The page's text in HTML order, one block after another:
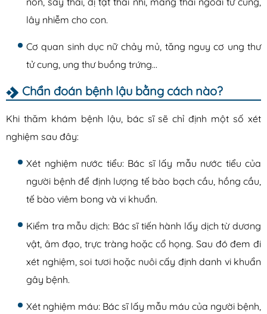
lây nhiễm cho con.
Cơ quan sinh dục nữ chảy mủ, tăng nguy cơ ung thư
tử cung, ung thư buồng trứng…
Chẩn đoán bệnh lậu bằng cách nào?
Khi thăm khám bệnh lậu, bác sĩ sẽ chỉ định một số xét
nghiệm sau đây:
Xét nghiệm nước tiểu: Bác sĩ lấy mẫu nước tiểu của
người bệnh để định lượng tế bào bạch cầu, hồng cầu,
tế bào viêm bong và vi khuẩn.
Kiểm tra mẫu dịch: Bác sĩ tiến hành lấy dịch từ dương
vật, âm đạo, trực tràng hoặc cổ họng. Sau đó đem đi
xét nghiệm, soi tươi hoặc nuôi cấy định danh vi khuẩn
gây bệnh.
Xét nghiệm máu: Bác sĩ lấy mẫu máu của người bệnh,